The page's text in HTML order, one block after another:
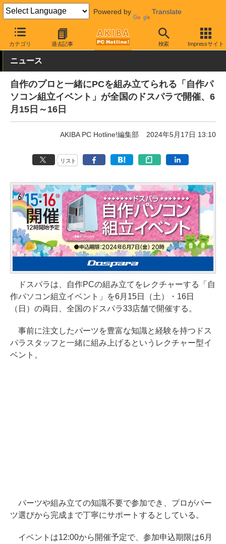
Powered by Translate
カテゴリ 過去記事 検索 Impressサイト
AKIBA PC Hotline! イベント イベント告知
ニュース
自作のプロと一緒にPCを組み立てられる「自作パ
ソコン組立イベント」が全国のドスパラで開催、6
月15日～16日
AKIBA PC Hotline!編集部 2024年5月17日 13:10
リスト
ドスパラは、自作PCの組み立てをレクチャーする「自
作パソコン組立イベント」を6月15日（土）・16日
（日）の両日、全国のドスパラ33店舗で開催する。
事前に注文したパーツを豊富な知識と経験を持つドス
パラスタッフと一緒に組み上げるというレクチャー型イ
ベント。
パーツや組み立ての知識不要で参加でき、プロがパー
ツ選びから完成まで丁寧にサポートするとしている。
イベントは12:00から開催予定で、参加申込期限は6月